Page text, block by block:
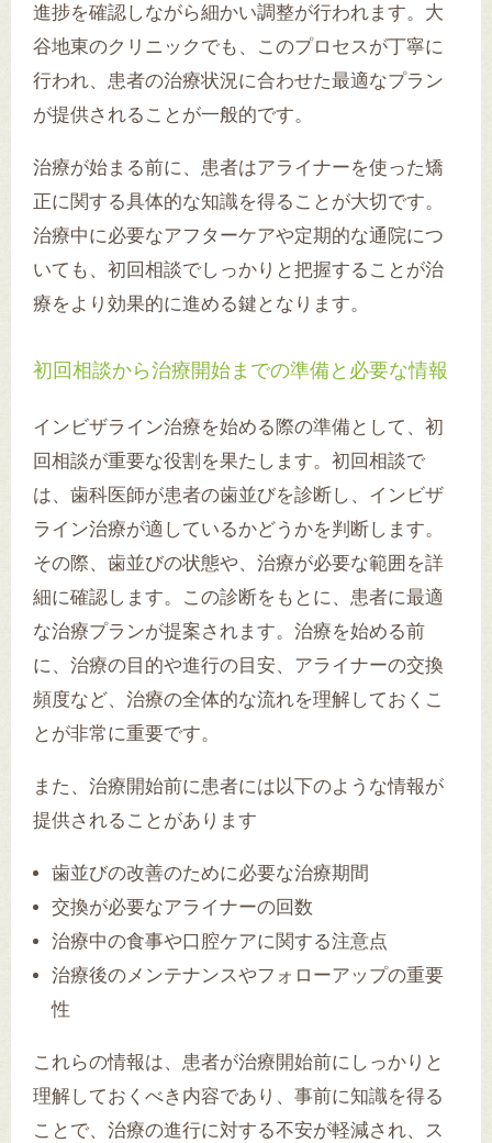
進捗を確認しながら細かい調整が行われます。大
谷地東のクリニックでも、このプロセスが丁寧に
行われ、患者の治療状況に合わせた最適なプラン
が提供されることが一般的です。
治療が始まる前に、患者はアライナーを使った矯
正に関する具体的な知識を得ることが大切です。
治療中に必要なアフターケアや定期的な通院につ
いても、初回相談でしっかりと把握することが治
療をより効果的に進める鍵となります。
初回相談から治療開始までの準備と必要な情報
インビザライン治療を始める際の準備として、初
回相談が重要な役割を果たします。初回相談で
は、歯科医師が患者の歯並びを診断し、インビザ
ライン治療が適しているかどうかを判断します。
その際、歯並びの状態や、治療が必要な範囲を詳
細に確認します。この診断をもとに、患者に最適
な治療プランが提案されます。治療を始める前
に、治療の目的や進行の目安、アライナーの交換
頻度など、治療の全体的な流れを理解しておくこ
とが非常に重要です。
また、治療開始前に患者には以下のような情報が
提供されることがあります
歯並びの改善のために必要な治療期間
交換が必要なアライナーの回数
治療中の食事や口腔ケアに関する注意点
治療後のメンテナンスやフォローアップの重要
性
これらの情報は、患者が治療開始前にしっかりと
理解しておくべき内容であり、事前に知識を得る
ことで、治療の進行に対する不安が軽減され、ス